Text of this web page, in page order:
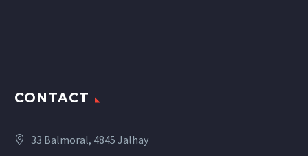
CONTACT
33 Balmoral, 4845 Jalhay